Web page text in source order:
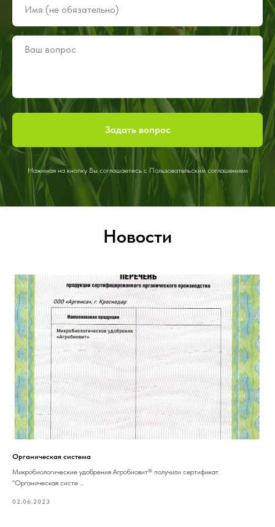
Задать вопрос
Нажимая на кнопку Вы соглашаетесь с Пользовательским соглашением
Новости
Органическая система
Микробиологические удобрения Агробиовит® получили сертификат
"Органическая систе ...
02.06.2023